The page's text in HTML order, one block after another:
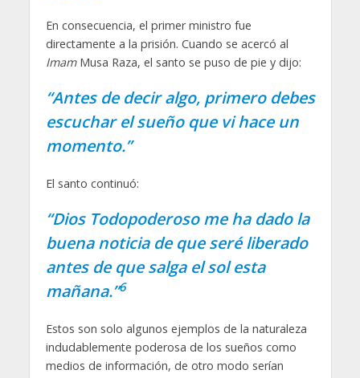
En consecuencia, el primer ministro fue
directamente a la prisión. Cuando se acercó al
ImamMusa Raza, el santo se puso de pie y dijo:
“Antes de decir algo, primero debes
escuchar el sueño que vi hace un
momento.”
El santo continuó:
“Dios Todopoderoso me ha dado la
buena noticia de que seré liberado
antes de que salga el sol esta
mañana.”6
Estos son solo algunos ejemplos de la naturaleza
indudablemente poderosa de los sueños como
medios de información, de otro modo serían